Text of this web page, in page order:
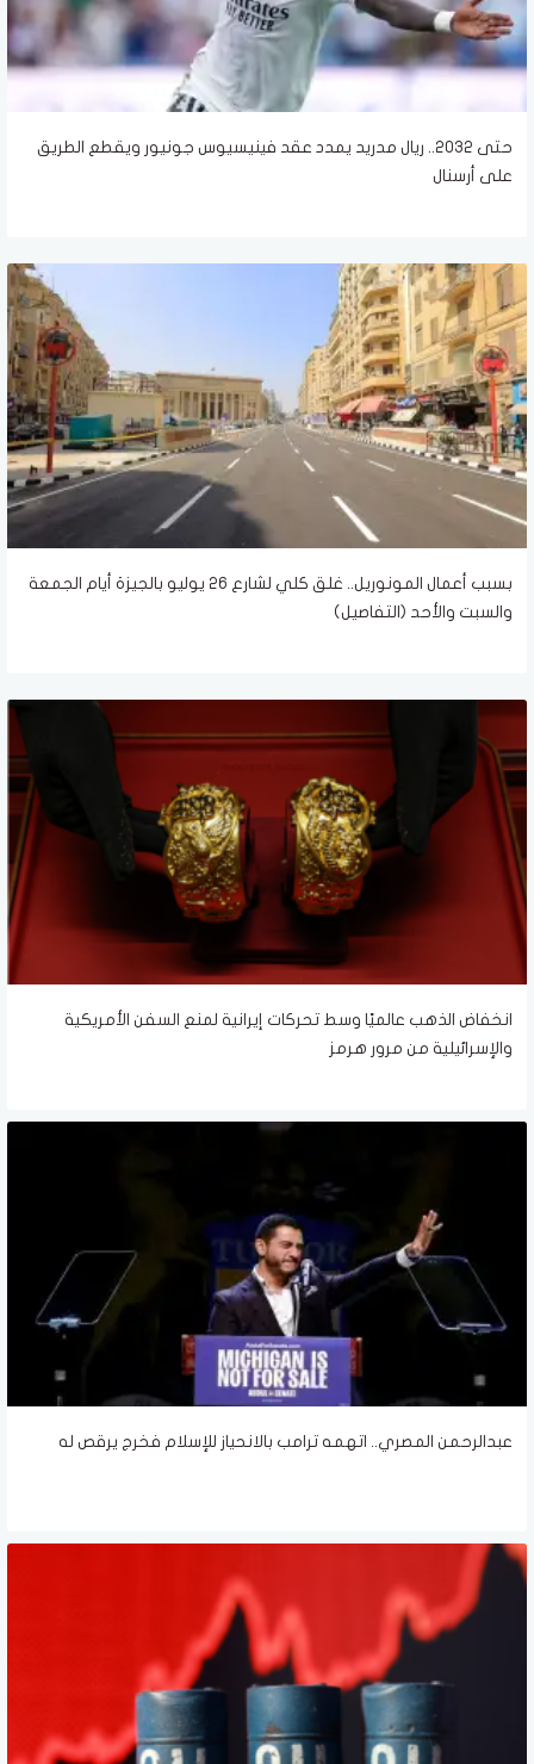
حتى 2032.. ريال مدريد يمدد عقد فينيسيوس جونيور ويقطع الطريق
على أرسنال
بسبب أعمال المونوريل.. غلق كلي لشارع 26 يوليو بالجيزة أيام الجمعة
والسبت والأحد (التفاصيل)
انخفاض الذهب عالميًا وسط تحركات إيرانية لمنع السفن الأمريكية
والإسرائيلية من مرور هرمز
عبدالرحمن المصري.. اتهمه ترامب بالانحياز للإسلام فخرج يرقص له